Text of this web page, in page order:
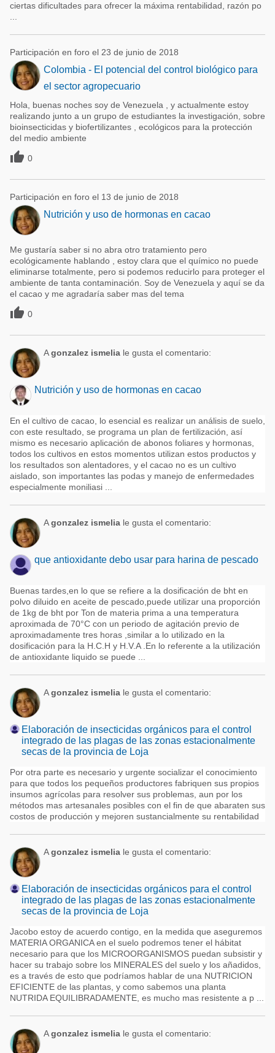
ciertas dificultades para ofrecer la máxima rentabilidad, razón po
Participación en foro el 23 de junio de 2018
Colombia - El potencial del control biológico para
el sector agropecuario
Hola, buenas noches soy de Venezuela , y actualmente estoy
realizando junto a un grupo de estudiantes la investigación, sobre
bioinsecticidas y biofertilizantes , ecológicos para la protección
del medio ambiente
 0
Participación en foro el 13 de junio de 2018
Nutrición y uso de hormonas en cacao
Me gustaría saber si no abra otro tratamiento pero
ecológicamente hablando , estoy clara que el químico no puede
eliminarse totalmente, pero si podemos reducirlo para proteger el
ambiente de tanta contaminación. Soy de Venezuela y aquí se da
el cacao y me agradaría saber mas del tema
 0
Agonzalez ismelia le gusta el comentario:
Nutrición y uso de hormonas en cacao
En el cultivo de cacao, lo esencial es realizar un análisis de suelo,
con este resultado, se programa un plan de fertilización, así
mismo es necesario aplicación de abonos foliares y hormonas,
todos los cultivos en estos momentos utilizan estos productos y
los resultados son alentadores, y el cacao no es un cultivo
aislado, son importantes las podas y manejo de enfermedades
especialmente moniliasi ...
Agonzalez ismelia le gusta el comentario:
que antioxidante debo usar para harina de pescado
Buenas tardes,en lo que se refiere a la dosificación de bht en
polvo diluido en aceite de pescado,puede utilizar una proporción
de 1kg de bht por Ton de materia prima a una temperatura
aproximada de 70°C con un periodo de agitación previo de
aproximadamente tres horas ,similar a lo utilizado en la
dosificación para la H.C.H y H.V.A .En lo referente a la utilización
de antioxidante liquido se puede ...
Agonzalez ismelia le gusta el comentario:
Elaboración de insecticidas orgánicos para el control
integrado de las plagas de las zonas estacionalmente
secas de la provincia de Loja
Por otra parte es necesario y urgente socializar el conocimiento
para que todos los pequeños productores fabriquen sus propios
insumos agrícolas para resolver sus problemas, aun por los
métodos mas artesanales posibles con el fin de que abaraten sus
costos de producción y mejoren sustancialmente su rentabilidad
Agonzalez ismelia le gusta el comentario:
Elaboración de insecticidas orgánicos para el control
integrado de las plagas de las zonas estacionalmente
secas de la provincia de Loja
Jacobo estoy de acuerdo contigo, en la medida que aseguremos
MATERIA ORGANICA en el suelo podremos tener el hábitat
necesario para que los MICROORGANISMOS puedan subsistir y
hacer su trabajo sobre los MINERALES del suelo y los añadidos,
es a través de esto que podríamos hablar de una NUTRICION
EFICIENTE de las plantas, y como sabemos una planta
NUTRIDA EQUILIBRADAMENTE, es mucho mas resistente a p ...
Agonzalez ismelia le gusta el comentario: